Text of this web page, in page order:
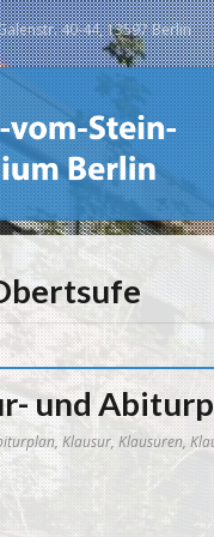
40-44, 13597 Berlin
und
,Klausur Klausuren